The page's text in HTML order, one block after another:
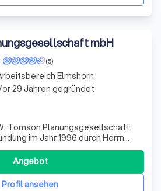
mbH
(5)
Tomson Planungsgesellschaft
im Jahr 1996 durch Herrn
haben wir uns als
der Ingenieurbauplanung
umfasst die
die Statik sowie die
Profil ansehen
Angebot
Elmshorn
29 Jahren gegründet